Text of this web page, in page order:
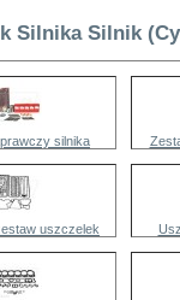
Silnika Silnik
silnika
uszczelek